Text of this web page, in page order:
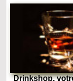
Drinkshop,